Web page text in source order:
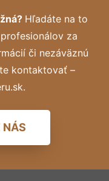
Hľadáte na to
za
či nezáväznú
kontaktovať –
NÁS